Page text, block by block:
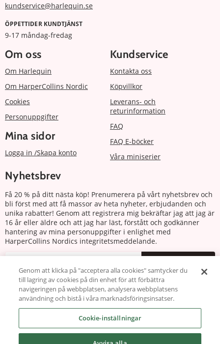
kundservice@harlequin.se
ÖPPETTIDER KUNDTJÄNST
9-17 måndag-fredag
Om oss
Om Harlequin
Om HarperCollins Nordic
Cookies
Personuppgifter
Mina sidor
Logga in /Skapa konto
Kundservice
Kontakta oss
Köpvillkor
Leverans- och
returinformation
FAQ
FAQ E-böcker
Våra miniserier
Nyhetsbrev
Få 20 % på ditt nästa köp! Prenumerera på vårt nyhetsbrev och
bli först med att få massor av heta nyheter, erbjudanden och
unika rabatter! Genom att registrera mig bekräftar jag att jag är
16 år eller äldre och att jag har läst, förstått och godkänner
hantering av mina personuppgifter i enlighet med
HarperCollins Nordics integritetsmeddelande.
Följ oss
Genom att klicka på "acceptera alla cookies" samtycker du
till lagring av cookies på din enhet för att förbättra
navigeringen på webbplatsen, analysera webbplatsens
användning och bistå i våra marknadsföringsinsatser.
Cookie-inställningar